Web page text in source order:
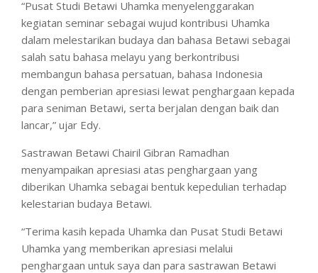
“Pusat Studi Betawi Uhamka menyelenggarakan
kegiatan seminar sebagai wujud kontribusi Uhamka
dalam melestarikan budaya dan bahasa Betawi sebagai
salah satu bahasa melayu yang berkontribusi
membangun bahasa persatuan, bahasa Indonesia
dengan pemberian apresiasi lewat penghargaan kepada
para seniman Betawi, serta berjalan dengan baik dan
lancar,” ujar Edy.
Sastrawan Betawi Chairil Gibran Ramadhan
menyampaikan apresiasi atas penghargaan yang
diberikan Uhamka sebagai bentuk kepedulian terhadap
kelestarian budaya Betawi.
“Terima kasih kepada Uhamka dan Pusat Studi Betawi
Uhamka yang memberikan apresiasi melalui
penghargaan untuk saya dan para sastrawan Betawi